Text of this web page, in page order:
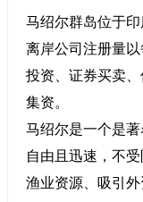
马绍尔群岛位于
离岸公司注册量
投资、证券买卖
集资。
马绍尔是一个是
自由且迅速，不
渔业资源、吸引